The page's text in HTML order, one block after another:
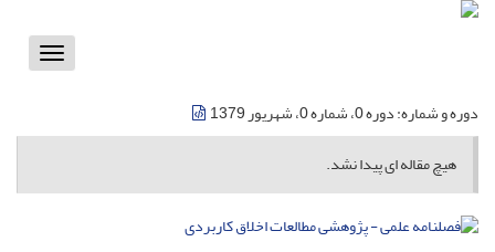
Toggle
دوره و شماره:دوره 0، شماره 0، شهریور 1379
هیچ مقاله ای پیدا نشد.